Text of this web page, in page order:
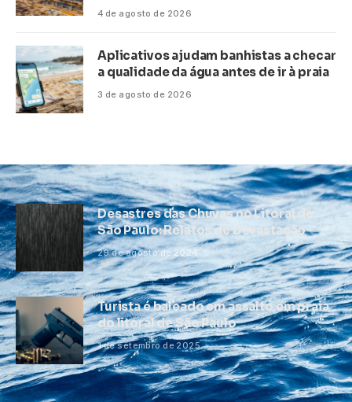
4 de agosto de 2026
Aplicativos ajudam banhistas a checar
a qualidade da água antes de ir à praia
3 de agosto de 2026
Desastres das Chuvas no Litoral de
São Paulo: Relatos de Devastação
29 de agosto de 2024
Turista é baleado em assalto em praia
do litoral de São Paulo
1 de setembro de 2025